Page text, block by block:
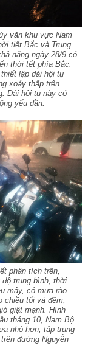
văn khu vực Nam
tiết Bắc và Trung
năng ngày 28/9 có
thời tết phía Bắc.
lập dải hội tụ
xoáy thấp trên
Dải hội tụ này có
yếu dần.
phân tích trên,
trung bình, thời
mây, có mưa rào
chiều tối và đêm;
giật mạnh. Hình
tháng 10, Nam Bộ
nhỏ hơn, tập trung
đường Nguyễn